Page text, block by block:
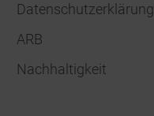
Datenschutzerklärung
ARB
Nachhaltigkeit